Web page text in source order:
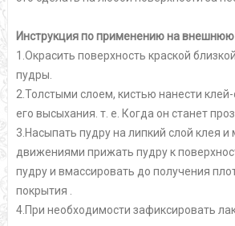
Инструкция по применению на внешнюю
1.Окрасить поверхность краской
пудры.
2.Толстыми слоем, кистью нанести
его высыхания. т. е. Когда он станет
3.Насыпать пудру на липкий слой клея
движениями прижать пудру к
пудру и вмассировать до получения
покрытия .
4.При необходимости зафиксировать